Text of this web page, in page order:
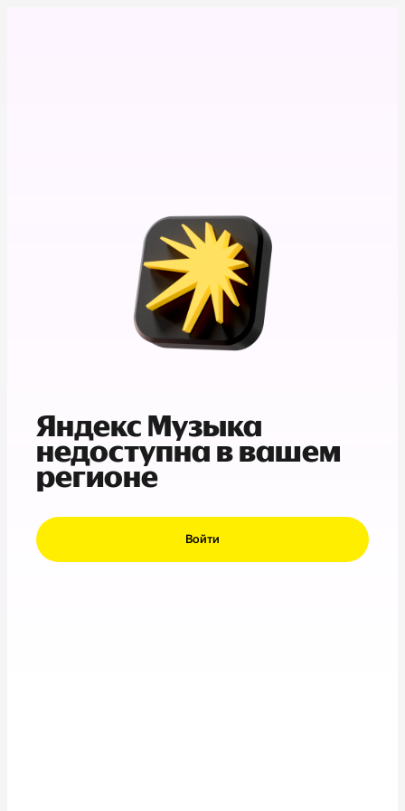
Яндекс Музыка
недоступна в вашем
регионе
Войти